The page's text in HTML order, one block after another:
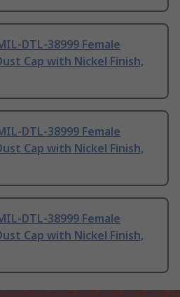
DTL-38999 Female
Cap with Nickel Finish,
DTL-38999 Female
Cap with Nickel Finish,
DTL-38999 Female
Cap with Nickel Finish,